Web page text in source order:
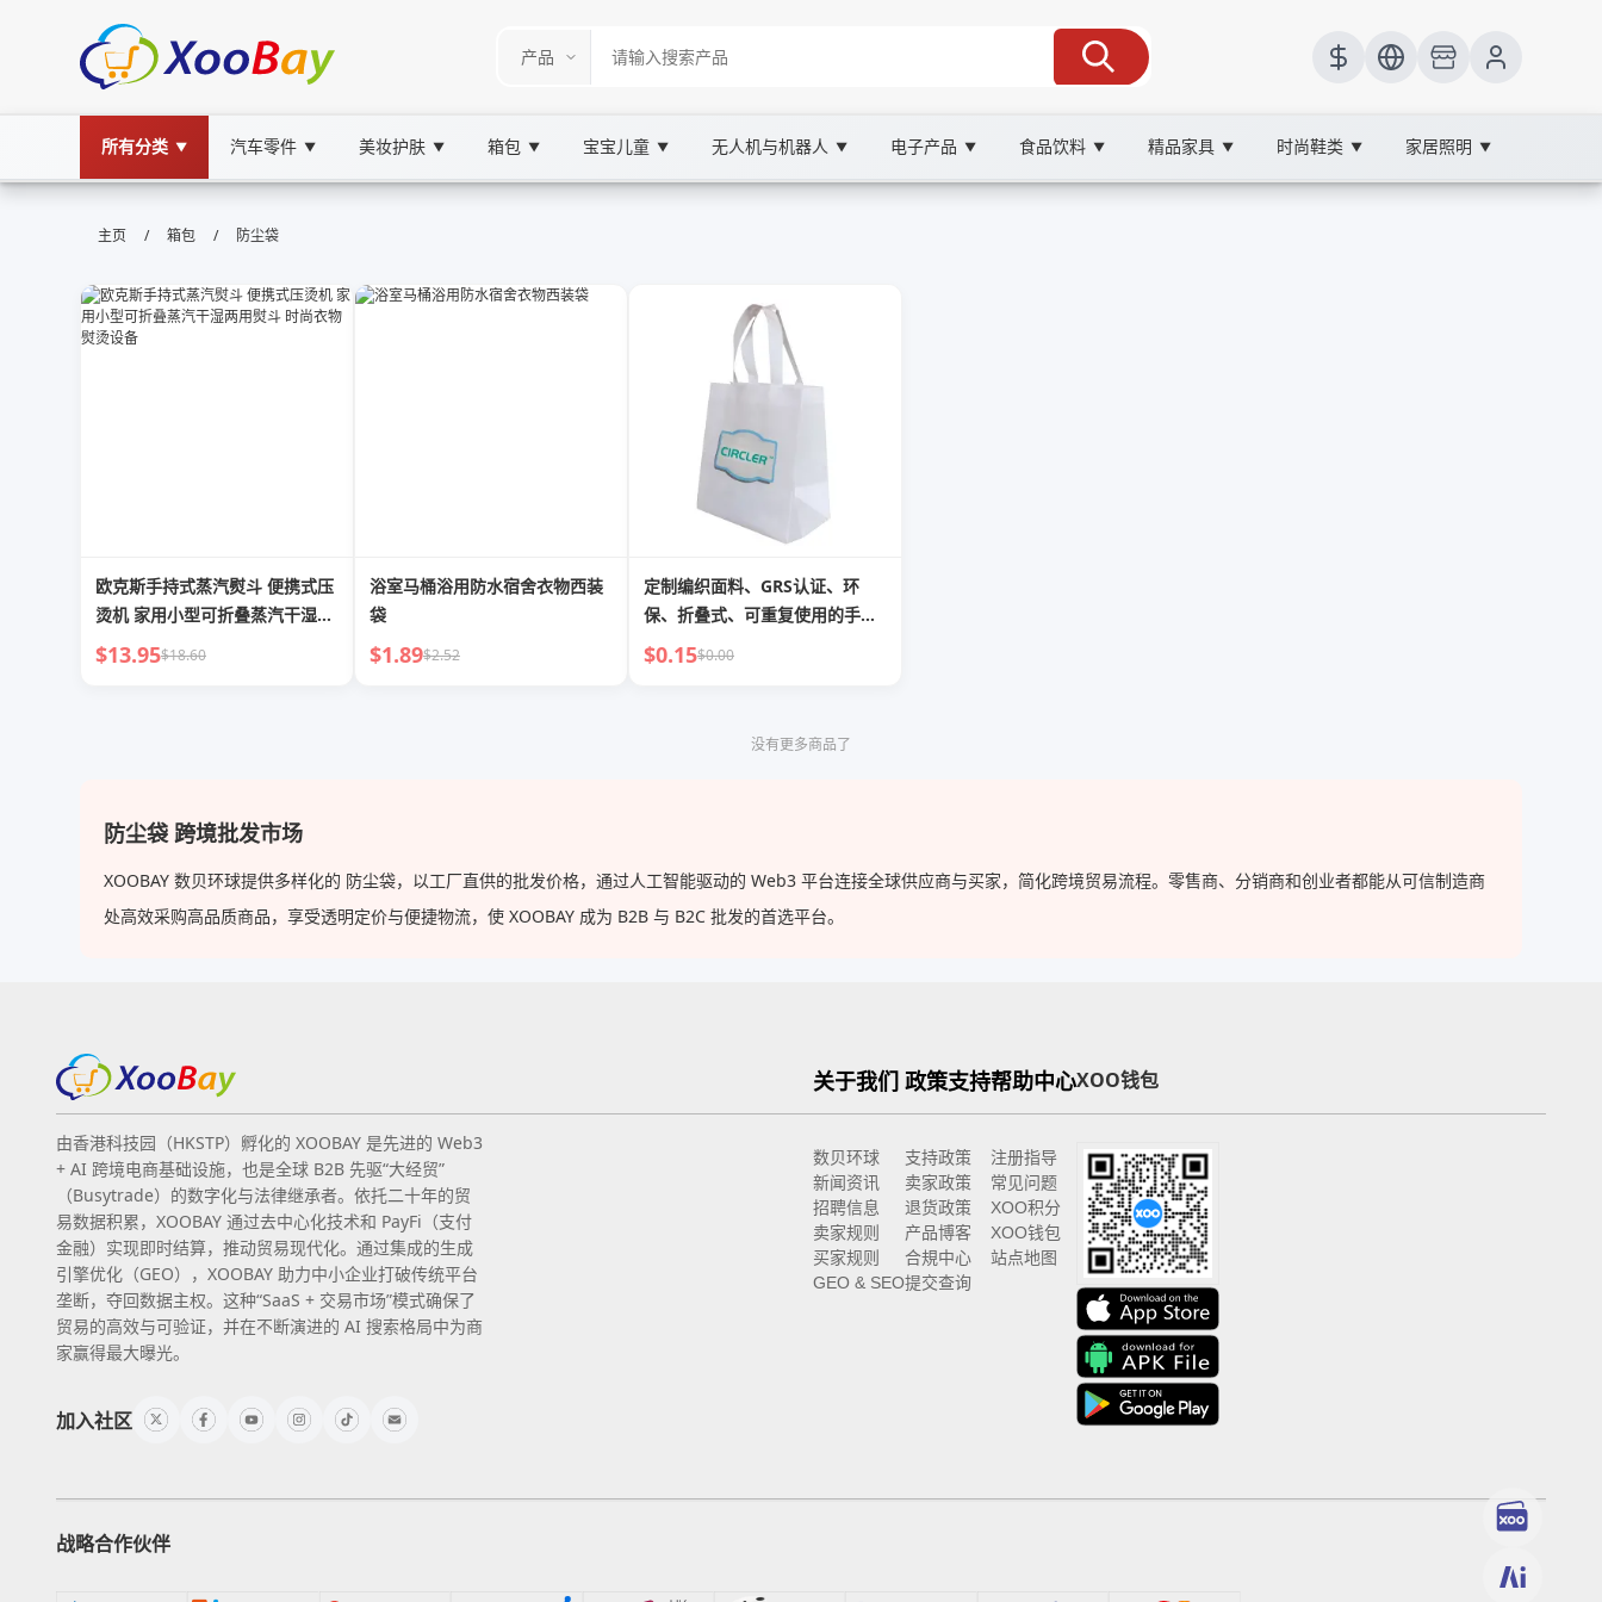
所有分类 ▼ 汽车零件 ▼ 美妆护肤 ▼ 箱包 ▼ 宝宝儿童 ▼ 无人机与机器人 ▼ 电子产品 ▼ 食品饮料 ▼ 精品家具 ▼ 时尚鞋类 ▼ 家居照明 ▼
防尘袋 | XOOBAY B2B/B2C Marketplace
高品质防尘袋，轻松整理家居物品，防霉防潮
主页 / 箱包 / 防尘袋
欧克斯手持式蒸汽熨斗 便携式压
烫机 家用小型可折叠蒸汽干湿两
用熨斗 时尚衣物熨烫设备
$13.95$18.60
浴室马桶浴用防水宿舍衣物西装
袋
$1.89$2.52
定制编织面料、GRS认证、环
保、折叠式、可重复使用的手提
袋，时尚生活方式手提包，适用
于服装
$0.15$0.00
没有更多商品了
防尘袋 跨境批发市场
XOOBAY 数贝环球提供多样化的 防尘袋，以工厂直供的批发价格，通过人工智能驱动的 Web3 平台连接全球供应商与买家，简化跨境贸易流程。零售商、分销商和创业者都能从可信制造商
处高效采购高品质商品，享受透明定价与便捷物流，使 XOOBAY 成为 B2B 与 B2C 批发的首选平台。
由香港科技园（HKSTP）孵化的 XOOBAY 是先进的 Web3
+ AI 跨境电商基础设施，也是全球 B2B 先驱“大经贸”
（Busytrade）的数字化与法律继承者。依托二十年的贸
易数据积累，XOOBAY 通过去中心化技术和 PayFi（支付
金融）实现即时结算，推动贸易现代化。通过集成的生成
引擎优化（GEO），XOOBAY 助力中小企业打破传统平台
垄断，夺回数据主权。这种“SaaS + 交易市场”模式确保了
贸易的高效与可验证，并在不断演进的 AI 搜索格局中为商
家赢得最大曝光。
加入社区
关于我们
数贝环球
新闻资讯
招聘信息
卖家规则
买家规则
GEO & SEO
政策支持
支持政策
卖家政策
退货政策
产品博客
合規中心
提交查询
帮助中心
注册指导
常见问题
XOO积分
XOO钱包
站点地图
XOO钱包
战略合作伙伴